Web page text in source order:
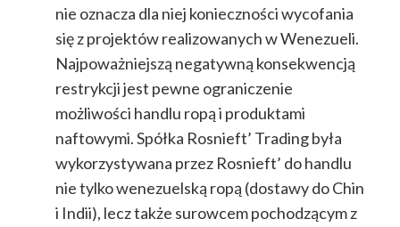
nie oznacza dla niej konieczności wycofania
się z projektów realizowanych w Wenezueli.
Najpoważniejszą negatywną konsekwencją
restrykcji jest pewne ograniczenie
możliwości handlu ropą i produktami
naftowymi. Spółka Rosnieft’ Trading była
wykorzystywana przez Rosnieft’ do handlu
nie tylko wenezuelską ropą (dostawy do Chin
i Indii), lecz także surowcem pochodzącym z